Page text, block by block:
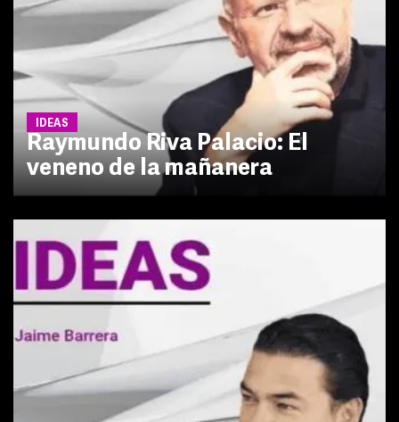
IDEAS
Raymundo Riva Palacio: El
veneno de la mañanera